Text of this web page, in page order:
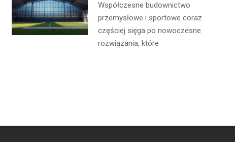
Współczesne budownictwo
przemysłowe i sportowe coraz
częściej sięga po nowoczesne
rozwiązania, które